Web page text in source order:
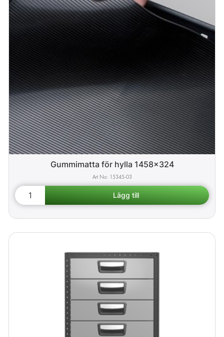
Gummimatta för hylla 1458x324
15345-03